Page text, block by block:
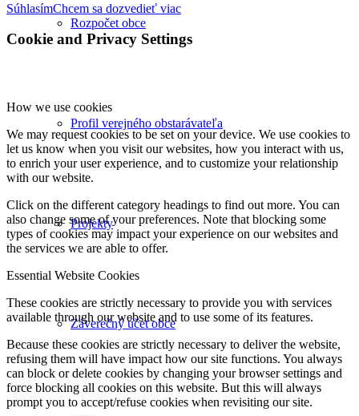
Rozpočet obce
Profil verejného obstarávateľa
Projekty
Záverečný účet obce
SúhlasímChcem sa dozvedieť viac
Cookie and Privacy Settings
How we use cookies
We may request cookies to be set on your device. We use cookies to
let us know when you visit our websites, how you interact with us,
to enrich your user experience, and to customize your relationship
with our website.
Click on the different category headings to find out more. You can
also change some of your preferences. Note that blocking some
types of cookies may impact your experience on our websites and
the services we are able to offer.
Essential Website Cookies
These cookies are strictly necessary to provide you with services
available through our website and to use some of its features.
Because these cookies are strictly necessary to deliver the website,
refusing them will have impact how our site functions. You always
can block or delete cookies by changing your browser settings and
force blocking all cookies on this website. But this will always
prompt you to accept/refuse cookies when revisiting our site.